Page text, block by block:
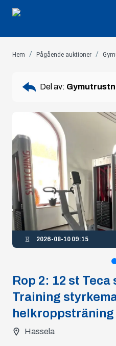
Hem / Pågående auktioner /
Del av:
2026-08-10 09:15
Rop 2: 12 st
Training
helkroppsträning
Hassela